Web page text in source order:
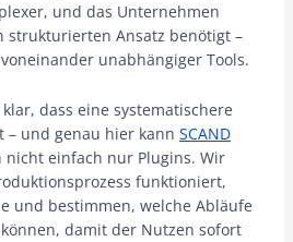
und das Unternehmen
strukturierten Ansatz benötigt –
unabhängiger Tools.
dass eine systematischere
– und genau hier kann SCAND
nicht einfach nur Plugins. Wir
funktioniert,
und bestimmen, welche Abläufe
damit der Nutzen sofort